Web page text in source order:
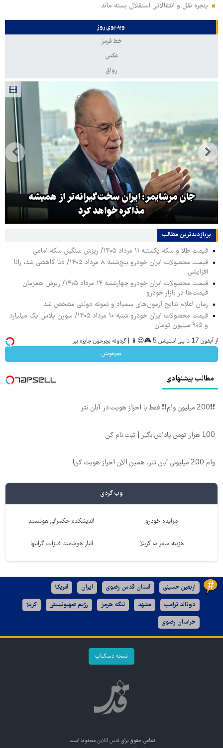
پنجره‌ نقل و انتقالاتی استقلال بسته ماند
ویدیوی روز
خط قرمز
عکس
رواق
جان مرشایمر: ایران سخت‌گیرانه‌تر از همیشه
مذاکره خواهد کرد
پربازدیدترین‌ مطالب
قیمت طلا و سکه یکشنبه ۱۱ مرداد ۱۴۰۵/ ریزش سنگین سکه امامی
قیمت محصولات ایران خودرو پنج‌شنبه ۸ مرداد ۱۴۰۵/ دنا کاهشی شد، رانا
افزایشی
قیمت محصولات ایران خودرو چهارشنبه ۱۴ مرداد ۱۴۰۵/ ریزش همزمان
قیمت‌ها در بازار خودرو
زمان اعلام نتایج آزمون‌های سمپاد و نمونه دولتی مشخص شد
قیمت محصولات ایران خودرو شنبه ۱۰ مرداد ۱۴۰۵/ سورن پلاس یک میلیارد
و ۹۰۵ میلیون تومان
از آیفون 17 تا پلی استیشن 5 🎮😍📱 | گردونه بچرخون جایزه ببر
بچرخونش
مطالب پیشنهادی
❗❗200 میلیون وام❗❗ فقط با احراز هویت در آبان تتر
100 هزار تومن پاداش بگیر | ثبت نام کن
وام 200 میلیونی آبان تتر. همین الان احراز هویت کن!
وب گردی
مزایده خودرو اندیشکده حکمرانی هوشمند
هزینه سفر به کربلا انبار هوشمند فلزات گرانبها
اربعین حسینی آستان قدس رضوی ایران آمریکا
دونالد ترامپ مشهد تنگه هرمز رژیم صهیونیستی کربلا
خراسان رضوی
نسخه دسکتاپ
تمامی حقوق برای قدس آنلاین محفوظ است.